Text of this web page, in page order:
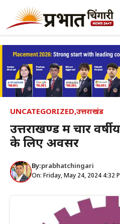
content
UNCATEGORIZED,उत्तराखंड
उत्तराखण्ड में चार
के लिए अवसर
By:prabhatchingari
On: Friday, May 24, 2024 4:32